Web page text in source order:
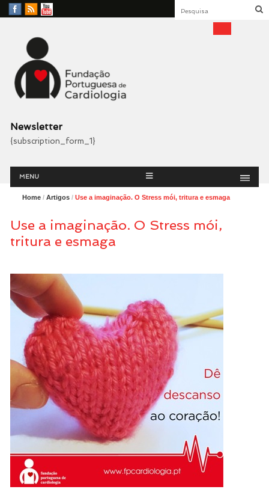
Facebook
RSS
YouTube
Fundação Portuguesa
Cardiologia
Newsletter
{subscription_form_1}
Menu
MENU
Home/ Artigos/ Use a imaginação. O Stress mói, tritura e esmaga
Use a imaginação. O Stress mói,
tritura e esmaga